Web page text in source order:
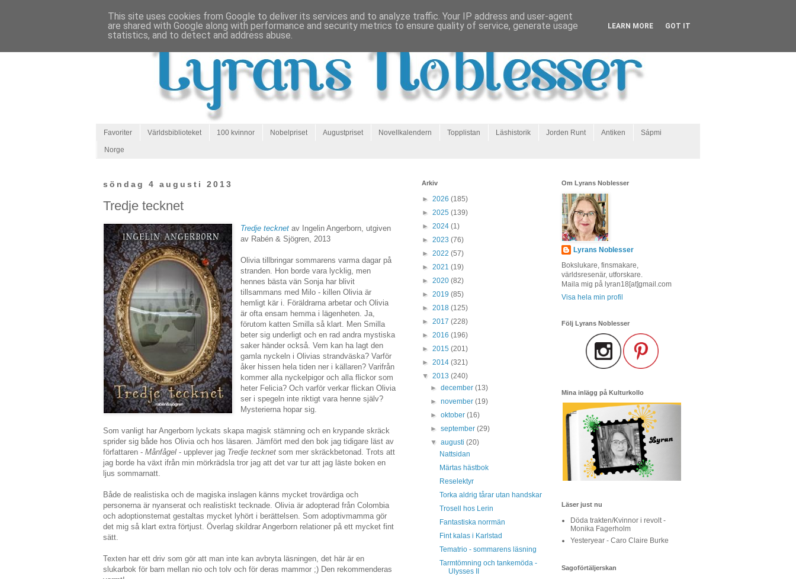
Favoriter Världsbiblioteket 100 kvinnor Nobelpriset Augustpriset Novellkalendern Topplistan Läshistorik Jorden Runt Antiken Sápmi
Norge
söndag 4 augusti 2013
Tredje tecknet
Tredje tecknet av Ingelin Angerborn, utgiven
av Rabén & Sjögren, 2013
Olivia tillbringar sommarens varma dagar på
stranden. Hon borde vara lycklig, men
hennes bästa vän Sonja har blivit
tillsammans med Milo - killen Olivia är
hemligt kär i. Föräldrarna arbetar och Olivia
är ofta ensam hemma i lägenheten. Ja,
förutom katten Smilla så klart. Men Smilla
beter sig underligt och en rad andra mystiska
saker händer också. Vem kan ha lagt den
gamla nyckeln i Olivias strandväska? Varför
åker hissen hela tiden ner i källaren? Varifrån
kommer alla nyckelpigor och alla flickor som
heter Felicia? Och varför verkar flickan Olivia
ser i spegeln inte riktigt vara henne själv?
Mysterierna hopar sig.
Som vanligt har Angerborn lyckats skapa magisk stämning och en krypande skräck
sprider sig både hos Olivia och hos läsaren. Jämfört med den bok jag tidigare läst av
författaren - Månfågel - upplever jag Tredje tecknet som mer skräckbetonad. Trots att
jag borde ha växt ifrån min mörkrädsla tror jag att det var tur att jag läste boken en
ljus sommarnatt.
Både de realistiska och de magiska inslagen känns mycket trovärdiga och
personerna är nyanserat och realistiskt tecknade. Olivia är adopterad från Colombia
och adoptionstemat gestaltas mycket lyhört i berättelsen. Som adoptivmamma gör
det mig så klart extra förtjust. Överlag skildrar Angerborn relationer på ett mycket fint
sätt.
Texten har ett driv som gör att man inte kan avbryta läsningen, det här är en
slukarbok för barn mellan nio och tolv och för deras mammor ;) Den rekommenderas
Arkiv
► 2026 (185)
► 2025 (139)
► 2024 (1)
► 2023 (76)
► 2022 (57)
► 2021 (19)
► 2020 (82)
► 2019 (85)
► 2018 (125)
► 2017 (228)
► 2016 (196)
► 2015 (201)
► 2014 (321)
▼ 2013 (240)
►december(13)
►november(19)
►oktober(16)
►september(29)
▼augusti(20)
Nattsidan
Märtas hästbok
Reselektyr
Torka aldrig tårar utan handskar
Trosell hos Lerin
Fantastiska norrmän
Fint kalas i Karlstad
Tematrio - sommarens läsning
Tarmtömning och tankemöda -
Ulysses II
Om Lyrans Noblesser
Lyrans Noblesser
Bokslukare, finsmakare,
världsresenär, utforskare.
Maila mig på lyran18[at]gmail.com
Visa hela min profil
Följ Lyrans Noblesser
Mina inlägg på Kulturkollo
Läser just nu
Döda trakten/Kvinnor i revolt -
Monika Fagerholm
Yesteryear - Caro Claire Burke
Sagoförtäljerskan
This site uses cookies from Google to deliver its services and to analyze traffic. Your IP address and user-agent
are shared with Google along with performance and security metrics to ensure quality of service, generate usage
statistics, and to detect and address abuse.
LEARN MORE GOT IT